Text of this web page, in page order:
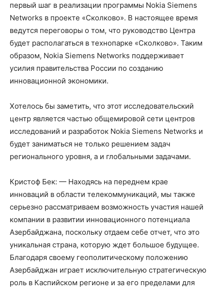
первый шаг в реализации программы Nokia Siemens
Networks в проекте «Сколково». В настоящее время
ведутся переговоры о том, что руководство Центра
будет располагаться в технопарке «Сколково». Таким
образом, Nokia Siemens Networks поддерживает
усилия правительства России по созданию
инновационной экономики.
Хотелось бы заметить, что этот исследовательский
центр является частью общемировой сети центров
исследований и разработок Nokia Siemens Networks и
будет заниматься не только решением задач
регионального уровня, а и глобальными задачами.
Кристоф Бек: — Находясь на переднем крае
инноваций в области телекоммуникаций, мы также
серьезно рассматриваем возможность участия нашей
компании в развитии инновационного потенциала
Азербайджана, поскольку отдаем себе отчет, что это
уникальная страна, которую ждет большое будущее.
Благодаря своему геополитическому положению
Азербайджан играет исключительную стратегическую
роль в Каспийском регионе и за его пределами для